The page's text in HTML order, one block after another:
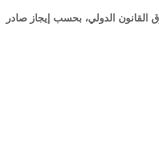
القانون الدولي، بحسب إيجاز صادر